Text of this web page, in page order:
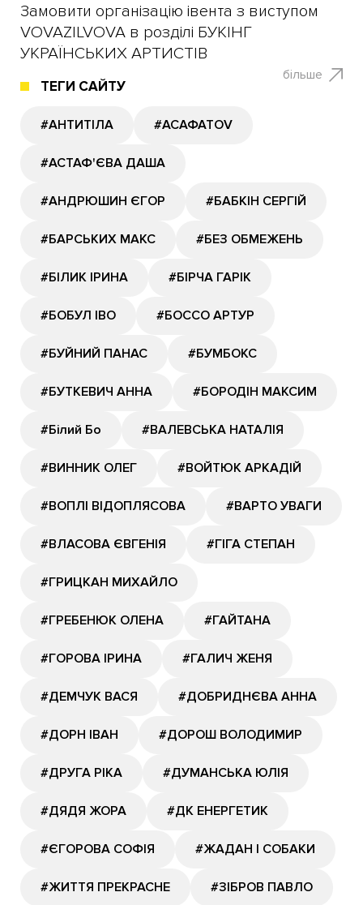
Замовити організацію івента з виступом
VOVAZILVOVA в розділі БУКІНГ
УКРАЇНСЬКИХ АРТИСТІВ
більше
ТЕГИ САЙТУ
#АНТИТІЛА #АСАФАТОV
#АСТАФ'ЄВА ДАША
#АНДРЮШИН ЄГОР #БАБКІН СЕРГІЙ
#БАРСЬКИХ МАКС #БЕЗ ОБМЕЖЕНЬ
#БІЛИК ІРИНА #БІРЧА ГАРІК
#БОБУЛ ІВО #БОССО АРТУР
#БУЙНИЙ ПАНАС #БУМБОКС
#БУТКЕВИЧ АННА #БОРОДІН МАКСИМ
#Білий Бо #ВАЛЕВСЬКА НАТАЛІЯ
#ВИННИК ОЛЕГ #ВОЙТЮК АРКАДІЙ
#ВОПЛІ ВІДОПЛЯСОВА #ВАРТО УВАГИ
#ВЛАСОВА ЄВГЕНІЯ #ГІГА СТЕПАН
#ГРИЦКАН МИХАЙЛО
#ГРЕБЕНЮК ОЛЕНА #ГАЙТАНА
#ГОРОВА ІРИНА #ГАЛИЧ ЖЕНЯ
#ДЕМЧУК ВАСЯ #ДОБРИДНЄВА АННА
#ДОРН ІВАН #ДОРОШ ВОЛОДИМИР
#ДРУГА РІКА #ДУМАНСЬКА ЮЛІЯ
#ДЯДЯ ЖОРА #ДК ЕНЕРГЕТИК
#ЄГОРОВА СОФІЯ #ЖАДАН І СОБАКИ
#ЖИТТЯ ПРЕКРАСНЕ #ЗІБРОВ ПАВЛО